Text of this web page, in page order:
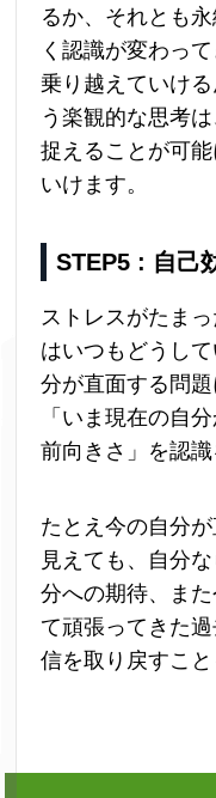
るか、それとも
く認識が変わっ
乗り越えていけ
う楽観的な思考
捉えることが可
いけます。
STEP5 : 自己
ストレスがたま
はいつもどうし
分が直面する問
「いま現在の自
前向きさ」を認識
たとえ今の自分
見えても、自分
分への期待、ま
て頑張ってきた
信を取り戻すこと